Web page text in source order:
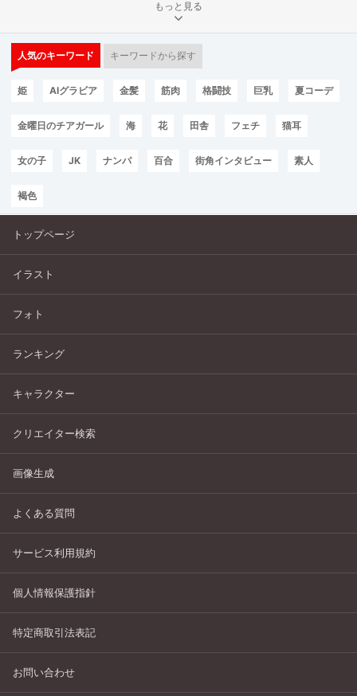
もっと見る
人気のキーワード キーワードから探す
姫 AIグラビア 金髪 筋肉 格闘技 巨乳 夏コーデ
金曜日のチアガール 海 花 田舎 フェチ 猫耳
女の子 JK ナンパ 百合 街角インタビュー 素人
褐色
トップページ
イラスト
フォト
ランキング
キャラクター
クリエイター検索
画像生成
よくある質問
サービス利用規約
個人情報保護指針
特定商取引法表記
お問い合わせ